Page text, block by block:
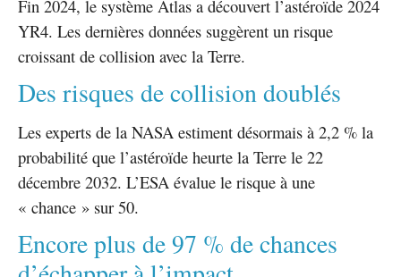
Fin 2024, le système Atlas a découvert l’astéroïde 2024
YR4. Les dernières données suggèrent un risque
croissant de collision avec la Terre.
Des risques de collision doublés
Les experts de la NASA estiment désormais à 2,2 % la
probabilité que l’astéroïde heurte la Terre le 22
décembre 2032. L’ESA évalue le risque à une
« chance » sur 50.
Encore plus de 97 % de chances